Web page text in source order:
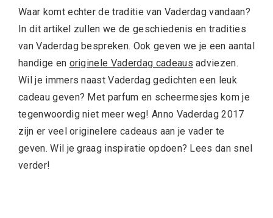
Waar komt echter de traditie van Vaderdag vandaan?
In dit artikel zullen we de geschiedenis en tradities
van Vaderdag bespreken. Ook geven we je een aantal
handige en originele Vaderdag cadeaus adviezen.
Wil je immers naast Vaderdag gedichten een leuk
cadeau geven? Met parfum en scheermesjes kom je
tegenwoordig niet meer weg! Anno Vaderdag 2017
zijn er veel originelere cadeaus aan je vader te
geven. Wil je graag inspiratie opdoen? Lees dan snel
verder!